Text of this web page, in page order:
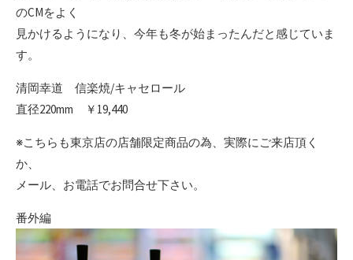
のCMをよく
見かけるようになり、今年も冬が始まったんだと感じていま
す。
清岡幸道 信楽焼/キャセロール
直径220mm ￥19,440
※こちらも東京店の店舗限定商品の為、実際にご来店頂く
か、
メール、お電話でお問合せ下さい。
番外編